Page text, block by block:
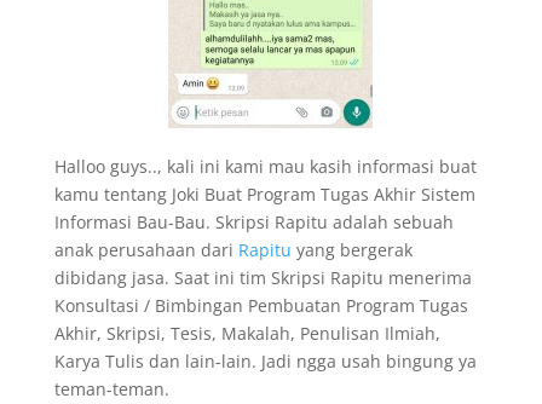
Halloo guys.., kali ini kami mau kasih informasi buat
kamu tentang Joki Buat Program Tugas Akhir Sistem
Informasi Bau-Bau. Skripsi Rapitu adalah sebuah
anak perusahaan dari Rapitu yang bergerak
dibidang jasa. Saat ini tim Skripsi Rapitu menerima
Konsultasi / Bimbingan Pembuatan Program Tugas
Akhir, Skripsi, Tesis, Makalah, Penulisan Ilmiah,
Karya Tulis dan lain-lain. Jadi ngga usah bingung ya
teman-teman.